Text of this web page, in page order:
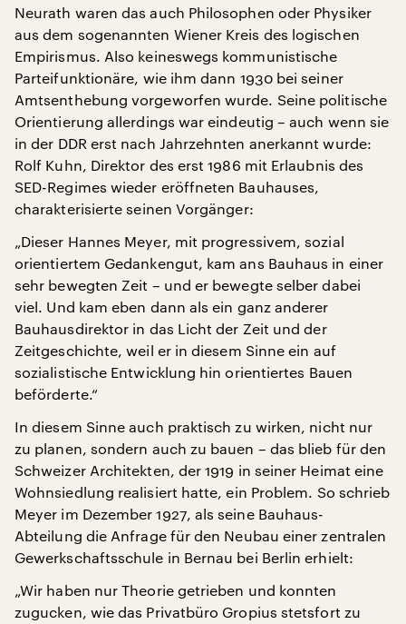
Neurath waren das auch Philosophen oder Physiker
aus dem sogenannten Wiener Kreis des logischen
Empirismus. Also keineswegs kommunistische
Parteifunktionäre, wie ihm dann 1930 bei seiner
Amtsenthebung vorgeworfen wurde. Seine politische
Orientierung allerdings war eindeutig – auch wenn sie
in der DDR erst nach Jahrzehnten anerkannt wurde:
Rolf Kuhn, Direktor des erst 1986 mit Erlaubnis des
SED-Regimes wieder eröffneten Bauhauses,
charakterisierte seinen Vorgänger:
„Dieser Hannes Meyer, mit progressivem, sozial
orientiertem Gedankengut, kam ans Bauhaus in einer
sehr bewegten Zeit – und er bewegte selber dabei
viel. Und kam eben dann als ein ganz anderer
Bauhausdirektor in das Licht der Zeit und der
Zeitgeschichte, weil er in diesem Sinne ein auf
sozialistische Entwicklung hin orientiertes Bauen
beförderte.“
In diesem Sinne auch praktisch zu wirken, nicht nur
zu planen, sondern auch zu bauen – das blieb für den
Schweizer Architekten, der 1919 in seiner Heimat eine
Wohnsiedlung realisiert hatte, ein Problem. So schrieb
Meyer im Dezember 1927, als seine Bauhaus-
Abteilung die Anfrage für den Neubau einer zentralen
Gewerkschaftsschule in Bernau bei Berlin erhielt:
„Wir haben nur Theorie getrieben und konnten
zugucken, wie das Privatbüro Gropius stetsfort zu